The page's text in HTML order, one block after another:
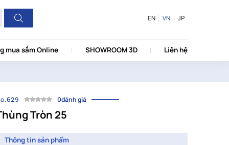
EN VN JP
mua sắm Online SHOWROOM 3D Liên hệ
0đánh giá
Tròn 25
Thông tin sản phẩm